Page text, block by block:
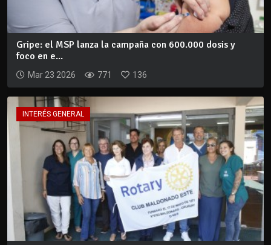
Gripe: el MSP lanza la campaña con 600.000 dosis y
foco en e...
Mar 23 2026 771 136
INTERÉS GENERAL